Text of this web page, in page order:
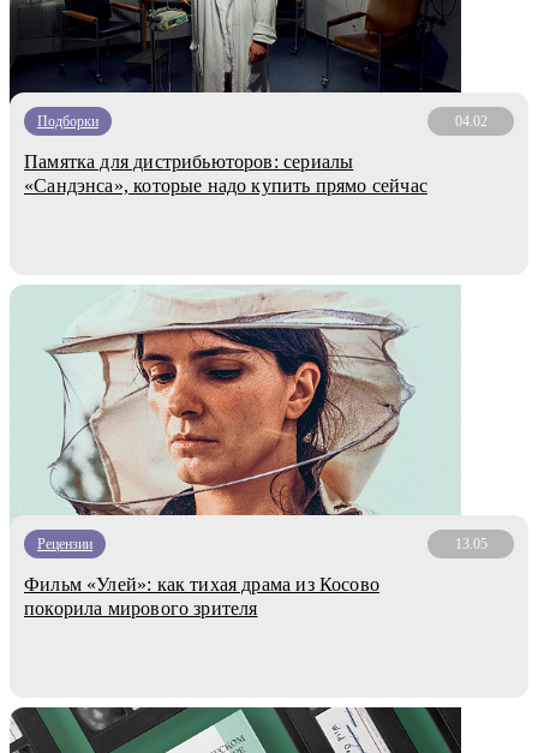
Подборки 04.02
Памятка для дистрибьюторов: сериалы
«Сандэнса», которые надо купить прямо сейчас
Рецензии 13.05
Фильм «Улей»: как тихая драма из Косово
покорила мирового зрителя